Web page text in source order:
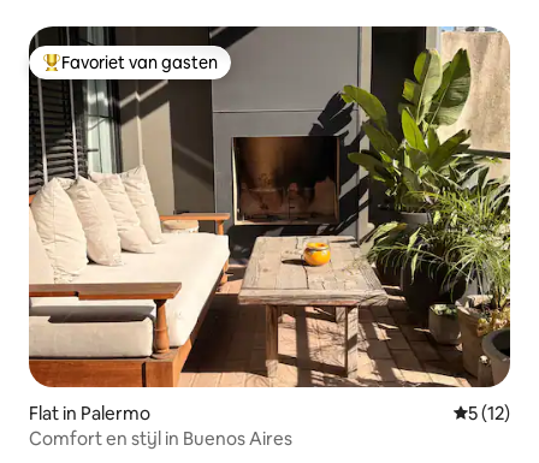
Topfavoriet van gasten
Favoriet van gasten
Flat in Palermo
5 (12)
Comfort en stijl in Buenos Aires